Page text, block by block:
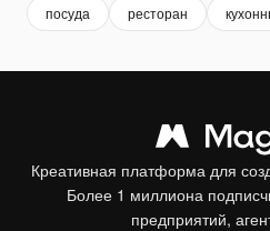
посуда ресторан
Креативная платформа для
Более 1 миллиона
предприятий,